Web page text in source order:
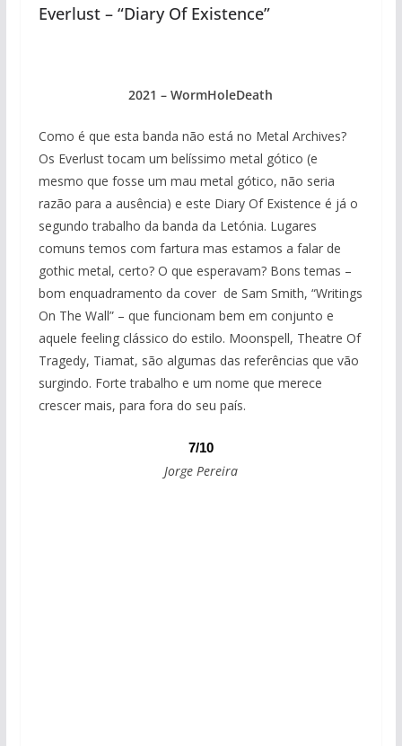
Everlust – “Diary Of Existence”
2021 – WormHoleDeath
Como é que esta banda não está no Metal Archives?
Os Everlust tocam um belíssimo metal gótico (e
mesmo que fosse um mau metal gótico, não seria
razão para a ausência) e este Diary Of Existence é já o
segundo trabalho da banda da Letónia. Lugares
comuns temos com fartura mas estamos a falar de
gothic metal, certo? O que esperavam? Bons temas –
bom enquadramento da cover de Sam Smith, “Writings
On The Wall” – que funcionam bem em conjunto e
aquele feeling clássico do estilo. Moonspell, Theatre Of
Tragedy, Tiamat, são algumas das referências que vão
surgindo. Forte trabalho e um nome que merece
crescer mais, para fora do seu país.
7/10
Jorge Pereira